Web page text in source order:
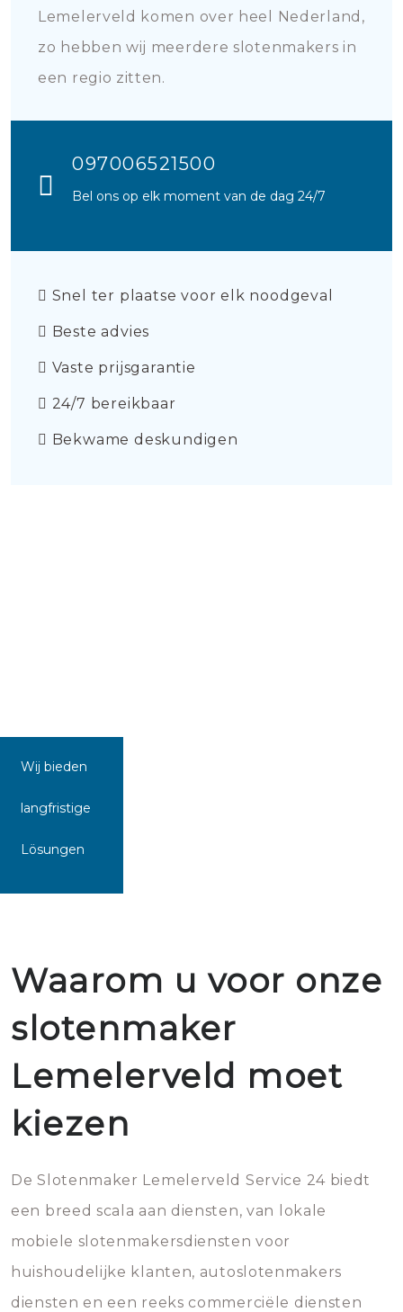
Lemelerveld komen over heel Nederland,
zo hebben wij meerdere slotenmakers in
een regio zitten.
097006521500
Bel ons op elk moment van de dag 24/7
Snel ter plaatse voor elk noodgeval
Beste advies
Vaste prijsgarantie
24/7 bereikbaar
Bekwame deskundigen
Wij bieden
langfristige
Lösungen
Waarom u voor onze
slotenmaker
Lemelerveld moet
kiezen
De Slotenmaker Lemelerveld Service 24 biedt
een breed scala aan diensten, van lokale
mobiele slotenmakersdiensten voor
huishoudelijke klanten, autoslotenmakers
diensten en een reeks commerciële diensten